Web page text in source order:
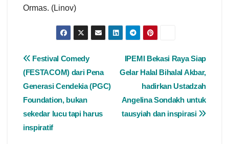
Ormas. (Linov)
IPEMI Bekasi Raya Siap
Gelar Halal Bihalal Akbar,
hadirkan Ustadzah
Angelina Sondakh untuk
tausyiah dan inspirasi
Festival Comedy
(FESTACOM) dari Pena
Generasi Cendekia (PGC)
Foundation, bukan
sekedar lucu tapi harus
inspiratif